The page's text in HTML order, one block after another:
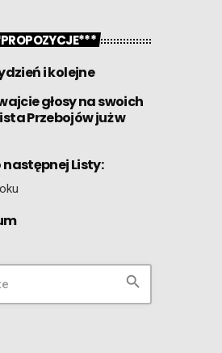
i kolejne
głosy na swoich
Przebojów już w
następnej Listy:
search